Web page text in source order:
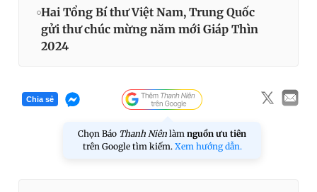
Hai Tổng Bí thư Việt Nam, Trung Quốc
gửi thư chúc mừng năm mới Giáp Thìn
2024
Chia sẻ
Chọn Báo Thanh Niên làm nguồn ưu tiên
trên Google tìm kiếm. Xem hướng dẫn.